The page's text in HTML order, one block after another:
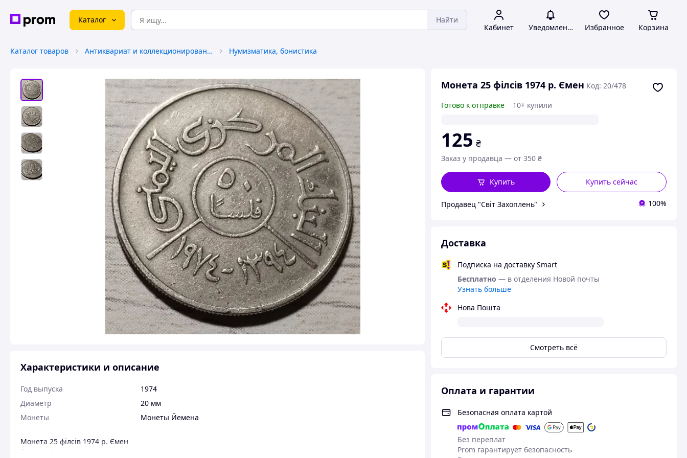
Каталог Найти
Кабинет Уведомления Избранное Корзина
Каталог товаров Антиквариат и коллекционирование Нумизматика, бонистика
Монета 25 філсів 1974 р. Ємен Код: 20/478
Готово к отправке
10+ купили
125 ₴
Заказ у продавца — от 350 ₴
Купить сейчас
Купить
Продавец "Світ Захоплень" 100%
Доставка
Подписка на доставку Smart
Бесплатно — в отделения Новой почты
Узнать больше
Нова Пошта
Смотреть всё
Оплата и гарантии
Безопасная оплата картой
Без переплат
Prom гарантирует безопасность
Характеристики и описание
Год выпуска
1974
Диаметр
20 мм
Монеты
Монеты Йемена
Монета 25 філсів 1974 р. Ємен